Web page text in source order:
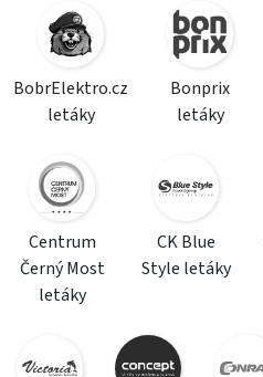
BobrElektro.cz
letáky
Bonprix
letáky
Centrum
Černý Most
letáky
CK Blue
Style letáky